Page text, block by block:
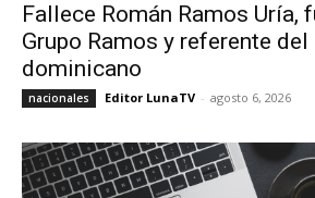
Fallece Román Ramos Uría,
Grupo Ramos y referente
dominicano
nacionales Editor LunaTV - agosto 6, 2026